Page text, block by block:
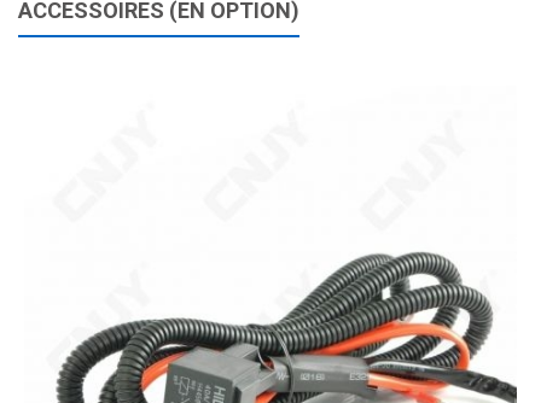
ACCESSOIRES (EN OPTION)